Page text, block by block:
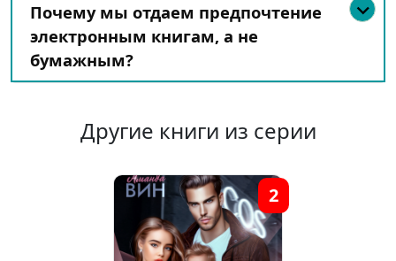
Почему мы отдаем предпочтение
электронным книгам, а не
бумажным?
Другие книги из серии
2